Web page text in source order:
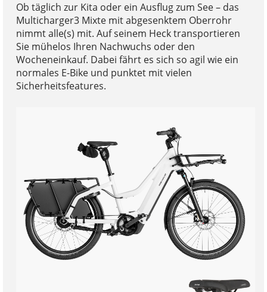
Ob täglich zur Kita oder ein Ausflug zum See – das
Multicharger3 Mixte mit abgesenktem Oberrohr
nimmt alle(s) mit. Auf seinem Heck transportieren
Sie mühelos Ihren Nachwuchs oder den
Wocheneinkauf. Dabei fährt es sich so agil wie ein
normales E-Bike und punktet mit vielen
Sicherheitsfeatures.